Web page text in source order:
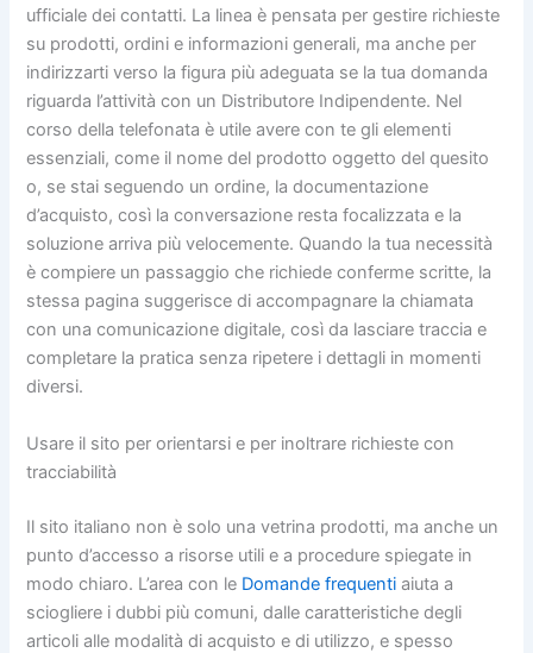
ufficiale dei contatti. La linea è pensata per gestire richieste
su prodotti, ordini e informazioni generali, ma anche per
indirizzarti verso la figura più adeguata se la tua domanda
riguarda l’attività con un Distributore Indipendente. Nel
corso della telefonata è utile avere con te gli elementi
essenziali, come il nome del prodotto oggetto del quesito
o, se stai seguendo un ordine, la documentazione
d’acquisto, così la conversazione resta focalizzata e la
soluzione arriva più velocemente. Quando la tua necessità
è compiere un passaggio che richiede conferme scritte, la
stessa pagina suggerisce di accompagnare la chiamata
con una comunicazione digitale, così da lasciare traccia e
completare la pratica senza ripetere i dettagli in momenti
diversi.
Usare il sito per orientarsi e per inoltrare richieste con
tracciabilità
Il sito italiano non è solo una vetrina prodotti, ma anche un
punto d’accesso a risorse utili e a procedure spiegate in
modo chiaro. L’area con le Domande frequenti aiuta a
sciogliere i dubbi più comuni, dalle caratteristiche degli
articoli alle modalità di acquisto e di utilizzo, e spesso